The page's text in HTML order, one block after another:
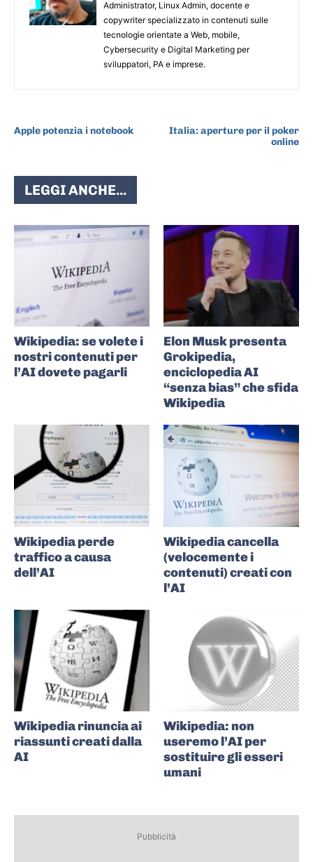
Administrator, Linux Admin, docente e
copywriter specializzato in contenuti sulle
tecnologie orientate a Web, mobile,
Cybersecurity e Digital Marketing per
sviluppatori, PA e imprese.
Apple potenzia i notebook
Italia: aperture per il poker
online
LEGGI ANCHE...
Wikipedia: se volete i
nostri contenuti per
l’AI dovete pagarli
Elon Musk presenta
Grokipedia,
enciclopedia AI
“senza bias” che sfida
Wikipedia
Wikipedia perde
traffico a causa
dell’AI
Wikipedia cancella
(velocemente i
contenuti) creati con
l’AI
Wikipedia rinuncia ai
riassunti creati dalla
AI
Wikipedia: non
useremo l’AI per
sostituire gli esseri
umani
Pubblicità